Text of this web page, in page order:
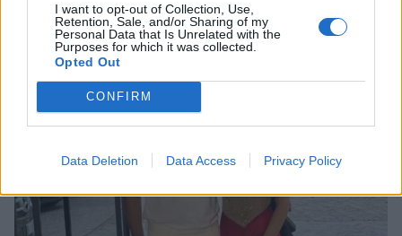
I want to opt-out of Collection, Use,
Retention, Sale, and/or Sharing of my
Personal Data that Is Unrelated with the
Purposes for which it was collected.
Opted Out
CONFIRM
Data Deletion Data Access Privacy Policy